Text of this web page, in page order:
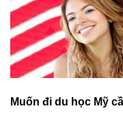
Muốn đi du học Mỹ